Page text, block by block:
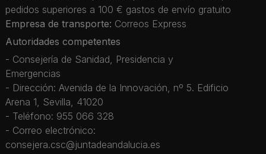
pedidos superiores a 100 € gastos de envío gratuito
Empresa de transporte: Correos Express
Autoridades competentes
- Consejería de Sanidad, Presidencia y
Emergencias
- Dirección: Avenida de la Innovación, nº 5. Edificio
Arena 1, Sevilla, 41020
- Teléfono: 955 066 328
- Correo electrónico:
consejera.csc@juntadeandalucia.es